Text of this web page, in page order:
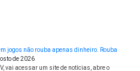
jogos não rouba apenas dinheiro. Rouba
de 2026
vai acessar um site de notícias, abre o